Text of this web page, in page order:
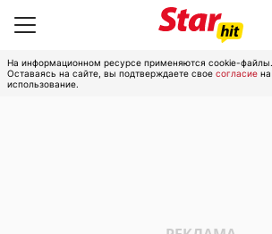
На информационном ресурсе применяются cookie-файлы.
Оставаясь на сайте, вы подтверждаете свое согласие
использование.